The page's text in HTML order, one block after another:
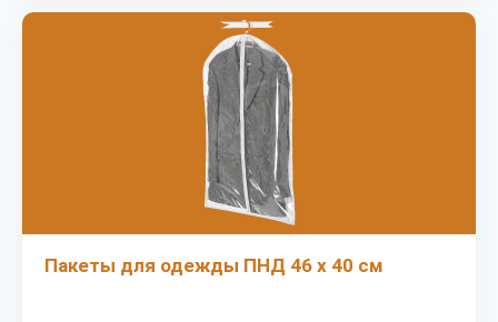
Пакеты для одежды ПНД 46 х 40 см